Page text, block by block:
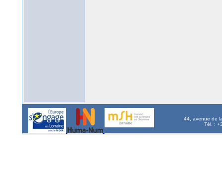
44, avenue de
Tél. :